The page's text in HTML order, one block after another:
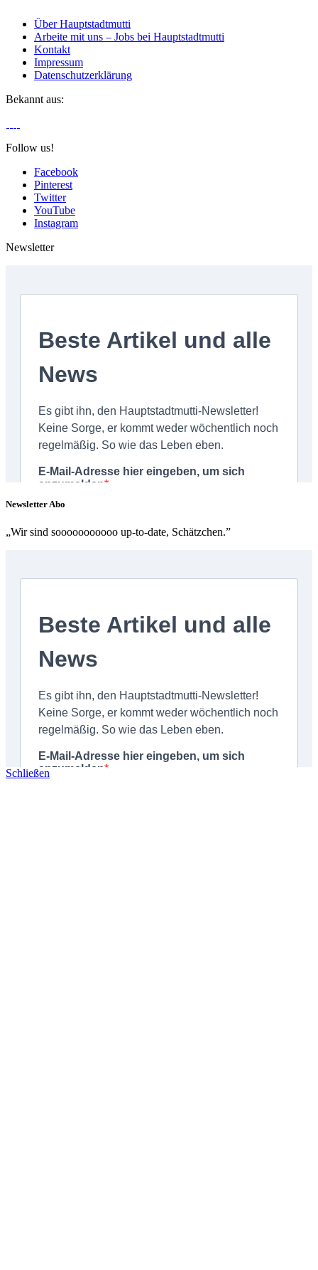
Über Hauptstadtmutti
Arbeite mit uns – Jobs bei Hauptstadtmutti
Kontakt
Impressum
Datenschutzerklärung
Bekannt aus:
Follow us!
Facebook
Pinterest
Twitter
YouTube
Instagram
Newsletter
Newsletter Abo
„Wir sind sooooooooooo up-to-date, Schätzchen.”
Schließen